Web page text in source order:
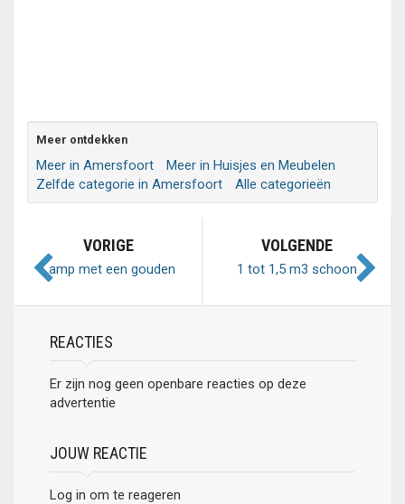
Meer ontdekken
Meer in Amersfoort
Meer in Huisjes en Meubelen
Zelfde categorie in Amersfoort
Alle categorieën
VORIGE
Lamp met een gouden
VOLGENDE
1 tot 1,5 m3 schoon
REACTIES
Er zijn nog geen openbare reacties op deze
advertentie
JOUW REACTIE
Log in om te reageren